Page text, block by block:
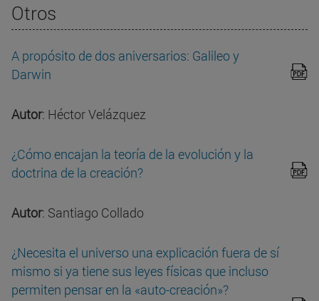
Otros
A propósito de dos aniversarios: Galileo y
Darwin
Autor: Héctor Velázquez
¿Cómo encajan la teoría de la evolución y la
doctrina de la creación?
Autor: Santiago Collado
¿Necesita el universo una explicación fuera de sí
mismo si ya tiene sus leyes físicas que incluso
permiten pensar en la «auto-creación»?